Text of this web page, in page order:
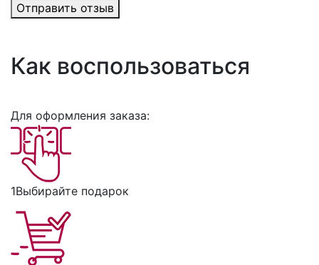
Отправить отзыв
Как воспользоваться
Для оформления заказа:
1Выбирайте подарок